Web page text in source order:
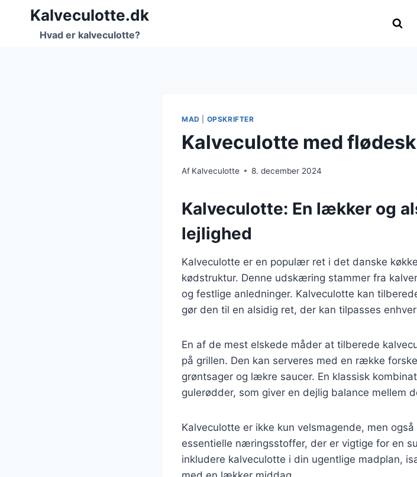
FortsætKalveculotte.dk
Hvad er kalveculotte?
MAD OPSKRIFTER
Kalveculotte med
Af Kalveculotte 8. december 2024
Kalveculotte: En lækker og
lejlighed
Kalveculotte er en populær ret i det danske
kødstruktur. Denne udskæring stammer fra
og festlige anledninger. Kalveculotte kan
gør den til en alsidig ret, der kan tilpasses
En af de mest elskede måder at tilberede
på grillen. Den kan serveres med en række
grøntsager og lækre saucer. En klassisk
gulerødder, som giver en dejlig balance mellem
Kalveculotte er ikke kun velsmagende, men
essentielle næringsstoffer, der er vigtige for en
inkludere kalveculotte i din ugentlige madplan,